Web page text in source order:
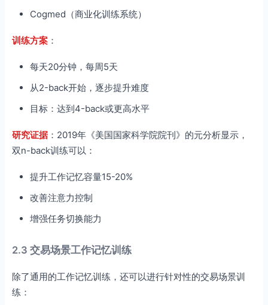
Cogmed（商业化训练系统）
训练方案 ：
每天20分钟，每周5天
从2-back开始，逐步提升难度
目标：达到4-back或更高水平
研究证据 ：2019年《美国国家科学院院刊》的元分析显示，
双n-back训练可以：
提升工作记忆容量15-20%
改善注意力控制
增强任务切换能力
2.3 交易场景工作记忆训练
除了通用的工作记忆训练，还可以进行针对性的交易场景训
练：